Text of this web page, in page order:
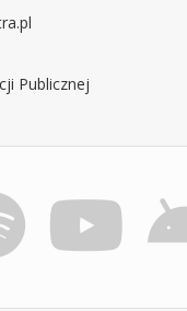
Publicznej